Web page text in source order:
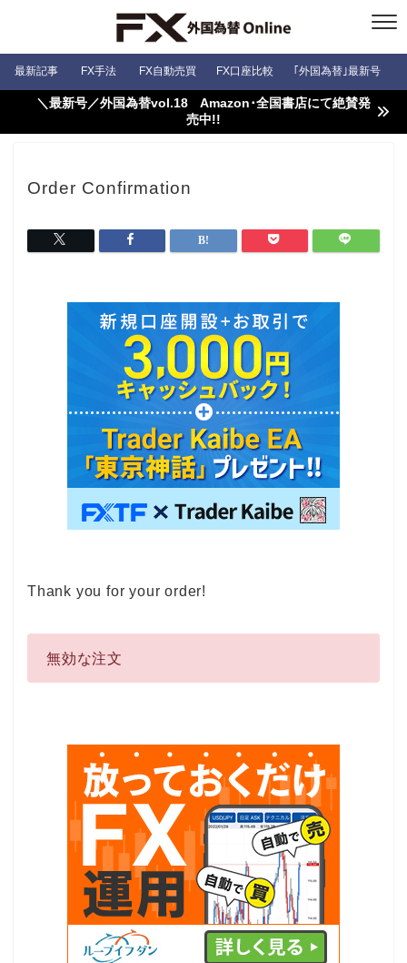
最新記事 FX手法 FX自動売買 FX口座比較 ｢外国為替｣最新号
＼最新号／外国為替vol.18 Amazon･全国書店にて絶賛発
売中!!
Order Confirmation
Thank you for your order!
無効な注文